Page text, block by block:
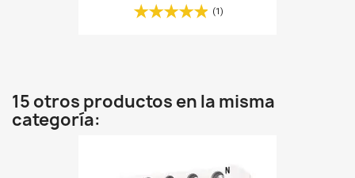
(1)
15 otros productos en la misma
categoría: